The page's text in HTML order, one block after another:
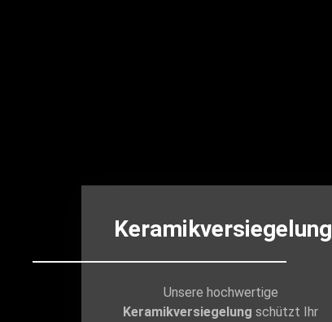
Keramikversiegelung
Unsere hochwertige
Keramikversiegelung schützt Ihr